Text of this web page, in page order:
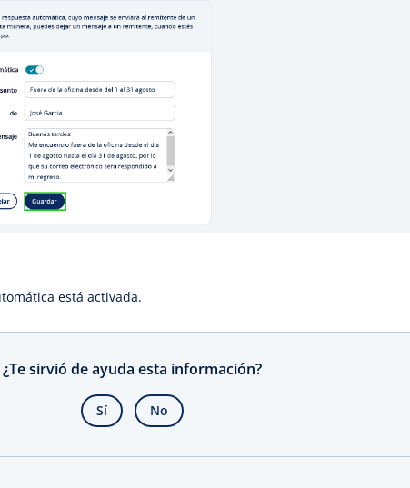
está activada.
¿Te sirvió de ayuda esta información?
Sí No